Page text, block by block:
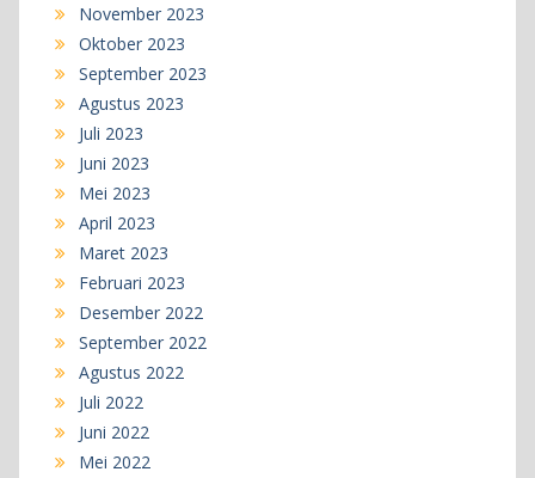
November 2023
Oktober 2023
September 2023
Agustus 2023
Juli 2023
Juni 2023
Mei 2023
April 2023
Maret 2023
Februari 2023
Desember 2022
September 2022
Agustus 2022
Juli 2022
Juni 2022
Mei 2022